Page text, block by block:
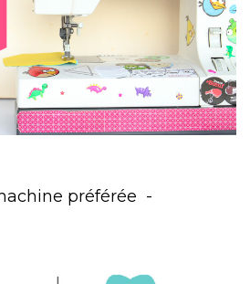
préférée